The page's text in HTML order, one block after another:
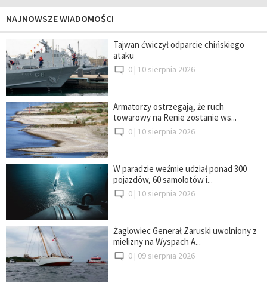
NAJNOWSZE WIADOMOŚCI
Tajwan ćwiczył odparcie chińskiego
ataku
0 | 10 sierpnia 2026
Armatorzy ostrzegają, że ruch
towarowy na Renie zostanie ws...
0 | 10 sierpnia 2026
W paradzie weźmie udział ponad 300
pojazdów, 60 samolotów i...
0 | 10 sierpnia 2026
Żaglowiec Generał Zaruski uwolniony z
mielizny na Wyspach A...
0 | 09 sierpnia 2026